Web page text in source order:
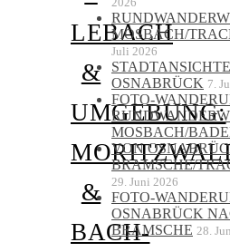
LEBACH
&
UMGEBUNG:
&
BACH-
MOSBACH/
Juli 2026
OSNABRÜCK 7.
FOTO-
MOSBACH/
VON
BRAMSCHE/
29. Juni 2026
FOTO-
OSNABRÜCK
BRAMSCHE 28.